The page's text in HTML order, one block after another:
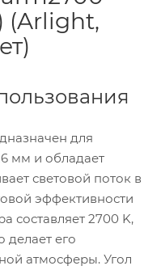
(Arlight,
для
мм и обладает
световой поток в
эффективности
составляет 2700 K,
делает его
атмосферы. Угол